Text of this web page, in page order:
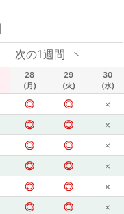
次の1週間
28
(月)
29
(火)
30
(水)
◎ ◎
×
◎ ◎
×
◎ ◎
×
◎ ◎
×
◎ ◎
×
◎ ◎
×